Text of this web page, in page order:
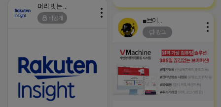
비공개
광고